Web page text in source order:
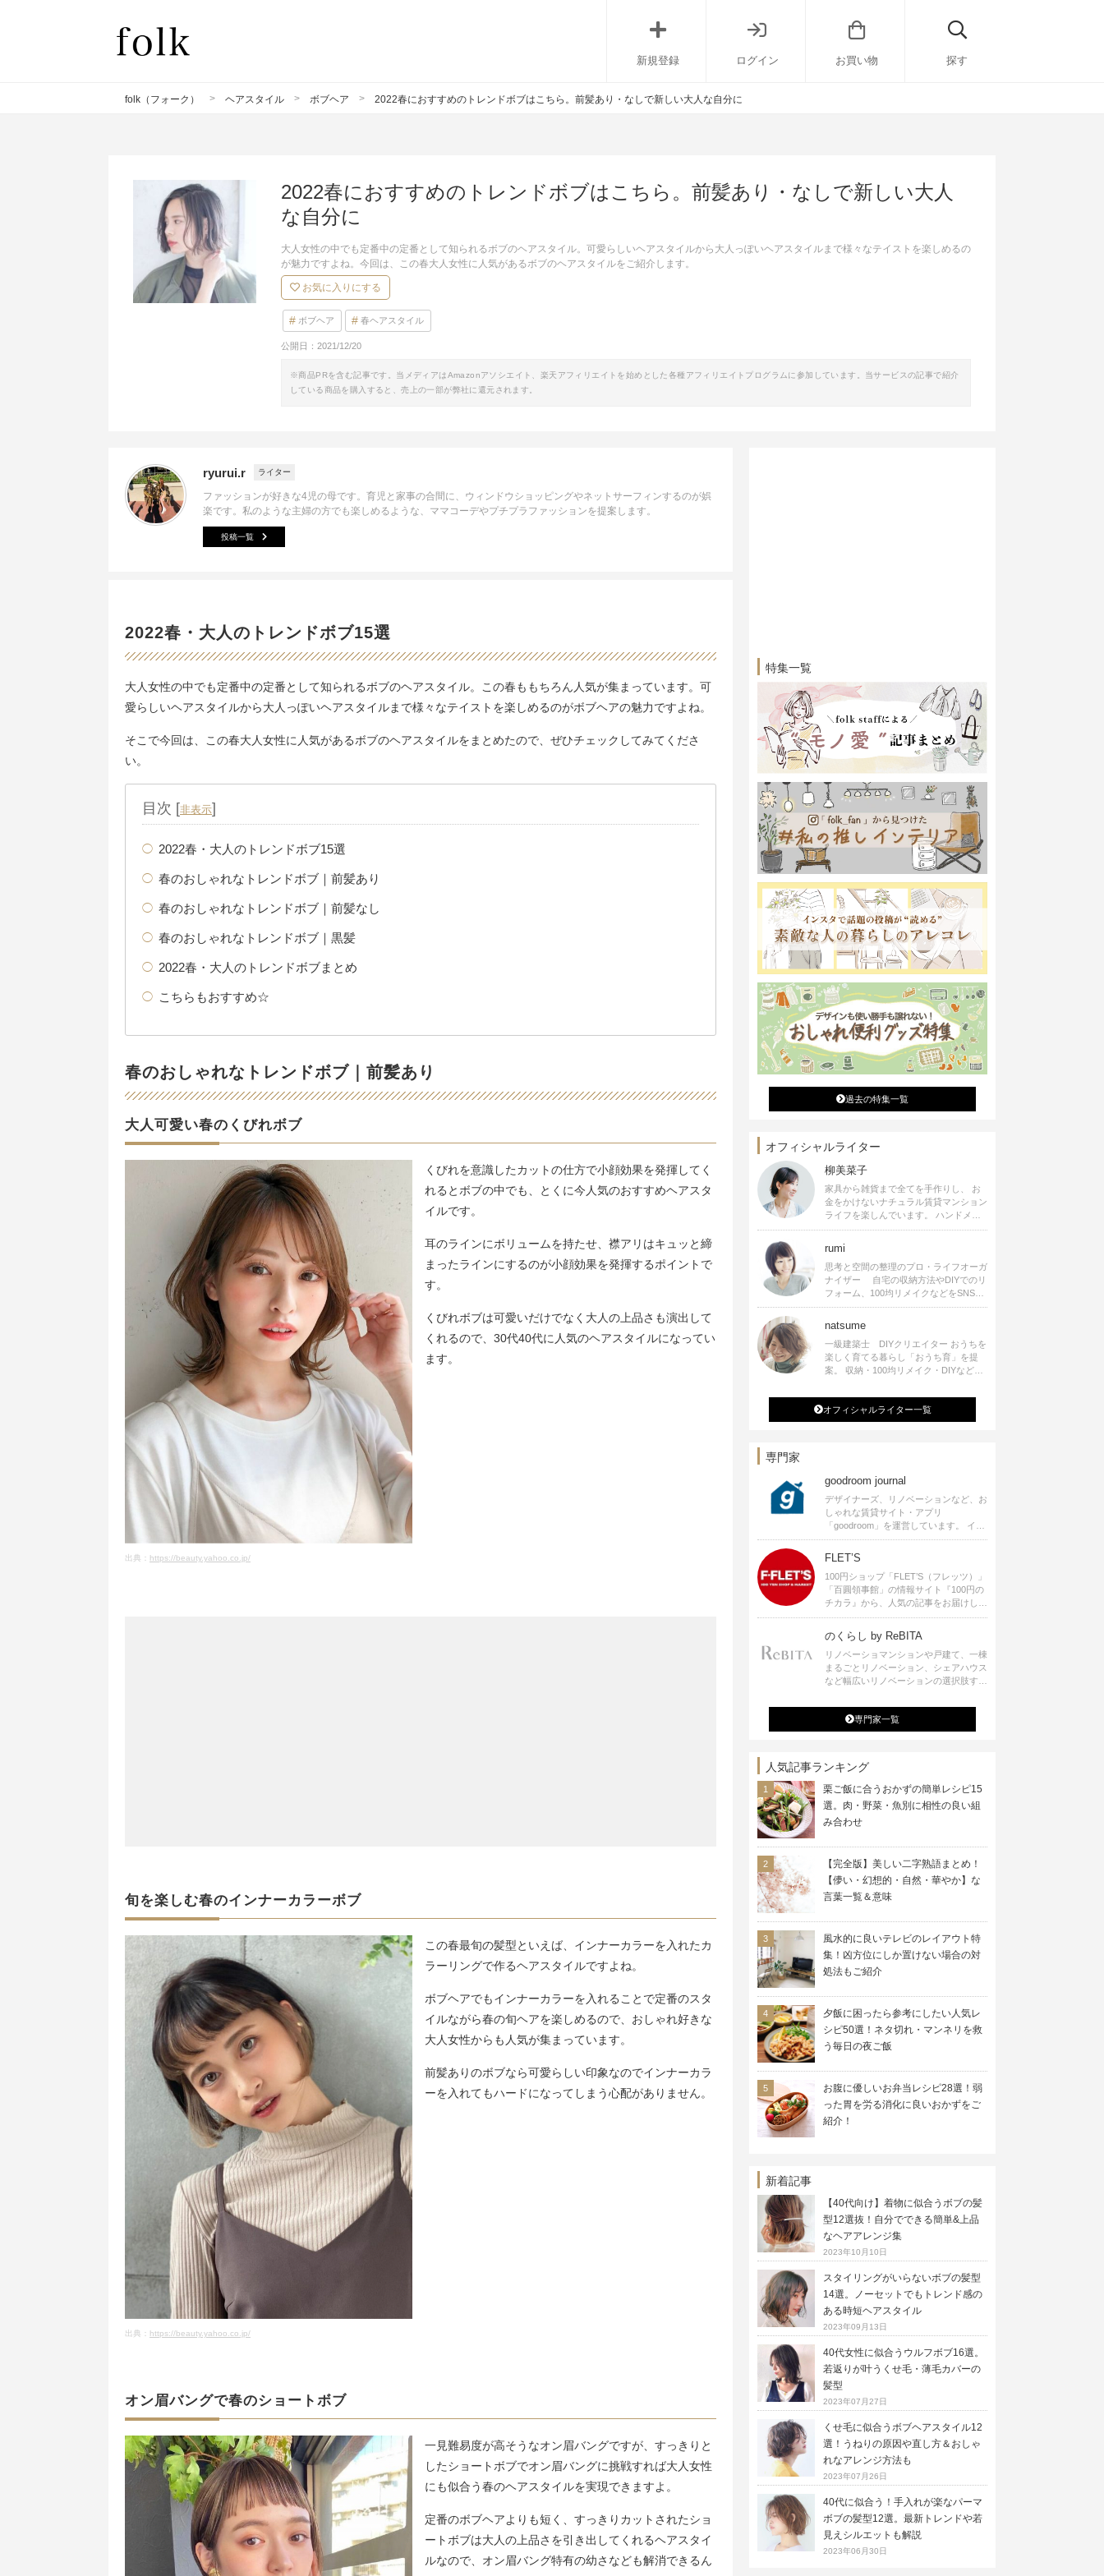
新規登録 ログイン お買い物 探す
folk（フォーク） ヘアスタイル ボブヘア 2022春におすすめのトレンドボブはこちら。前髪あり・なしで新しい大人な自分に
2022春におすすめのトレンドボブはこちら。前髪あり・なしで新しい大人
な自分に
大人女性の中でも定番中の定番として知られるボブのヘアスタイル。可愛らしいヘアスタイルから大人っぽいヘアスタイルまで様々なテイストを楽しめるの
が魅力ですよね。今回は、この春大人女性に人気があるボブのヘアスタイルをご紹介します。
お気に入りにする
ボブヘア 春ヘアスタイル
公開日： 2021/12/20
※商品PRを含む記事です。当メディアはAmazonアソシエイト、楽天アフィリエイトを始めとした各種アフィリエイトプログラムに参加しています。当サービスの記事で紹介
している商品を購入すると、売上の一部が弊社に還元されます。
ryurui.r ライター
ファッションが好きな4児の母です。育児と家事の合間に、ウィンドウショッピングやネットサーフィンするのが娯
楽です。私のような主婦の方でも楽しめるような、ママコーデやプチプラファッションを提案します。
投稿一覧
2022春・大人のトレンドボブ15選
大人女性の中でも定番中の定番として知られるボブのヘアスタイル。この春ももちろん人気が集まっています。可
愛らしいヘアスタイルから大人っぽいヘアスタイルまで様々なテイストを楽しめるのがボブヘアの魅力ですよね。
そこで今回は、この春大人女性に人気があるボブのヘアスタイルをまとめたので、ぜひチェックしてみてくださ
い。
目次 [非表示]
2022春・大人のトレンドボブ15選
春のおしゃれなトレンドボブ｜前髪あり
春のおしゃれなトレンドボブ｜前髪なし
春のおしゃれなトレンドボブ｜黒髪
2022春・大人のトレンドボブまとめ
こちらもおすすめ☆
春のおしゃれなトレンドボブ｜前髪あり
大人可愛い春のくびれボブ
出典： https://beauty.yahoo.co.jp/
くびれを意識したカットの仕方で小顔効果を発揮してく
れるとボブの中でも、とくに今人気のおすすめヘアスタ
イルです。
耳のラインにボリュームを持たせ、襟アリはキュッと締
まったラインにするのが小顔効果を発揮するポイントで
す。
くびれボブは可愛いだけでなく大人の上品さも演出して
くれるので、30代40代に人気のヘアスタイルになってい
ます。
旬を楽しむ春のインナーカラーボブ
出典： https://beauty.yahoo.co.jp/
この春最旬の髪型といえば、インナーカラーを入れたカ
ラーリングで作るヘアスタイルですよね。
ボブヘアでもインナーカラーを入れることで定番のスタ
イルながら春の旬ヘアを楽しめるので、おしゃれ好きな
大人女性からも人気が集まっています。
前髪ありのボブなら可愛らしい印象なのでインナーカラ
ーを入れてもハードになってしまう心配がありません。
オン眉バングで春のショートボブ
一見難易度が高そうなオン眉バングですが、すっきりと
したショートボブでオン眉バングに挑戦すれば大人女性
にも似合う春のヘアスタイルを実現できますよ。
定番のボブヘアよりも短く、すっきりカットされたショ
ートボブは大人の上品さを引き出してくれるヘアスタイ
ルなので、オン眉バング特有の幼さなども解消できるん
特集一覧
過去の特集一覧
オフィシャルライター
柳美菜子
家具から雑貨まで全てを手作りし、 お
金をかけないナチュラル賃貸マンション
ライフを楽しんでいます。 ハンドメイ
ド雑貨やインテリアに関する著書も出
ます。
rumi
思考と空間の整理のプロ・ライフオーガ
ナイザー 自宅の収納方法やDIYでのリ
フォーム、100均リメイクなどをSNSで
公開中。 収納やリメイク、インテリア
シピ提供、店舗プロデュース 2016年９
月に宝島社より【Rumiのおうち時間を
楽しむインテリア】を出版しました。
natsume
一級建築士 DIYクリエイター おうちを
楽しく育てる暮らし「おうち育」を提
案。 収納・100均リメイク・DIYなどお
発信中。 著書 なつめさんちの新しい
のになつかしいアンティークな部屋つく
り 雑誌掲載・TV出演・コラム執筆・
オフィシャルライター一覧
専門家
goodroom journal
デザイナーズ、リノベーションなど、お
しゃれな賃貸サイト・アプリ
「goodroom」を運営しています。 イン
テリアや、ひとり暮らし、ふたり暮らし
のアイディアなど、賃貸でも自分らしい
暮らしを楽しむためのヒントをお届けし
ます。
FLET’S
100円ショップ「FLET’S（フレッツ）」
「百圓領事館」の情報サイト『100円の
チカラ』から、人気の記事をお届けしま
す。
のくらし by ReBITA
リノベーショマンションや戸建て、一棟
まるごとリノベーション、シェアハウス
など幅広いリノベーションの選択肢すべ
ジ・シェアスペースなど、「住む」だけ
ではなく「働く」「遊ぶ」「学ぶ」「旅
する」といった領域でも、暮らしや生き
専門家一覧
人気記事ランキング
栗ご飯に合うおかずの簡単レシピ15
選。肉・野菜・魚別に相性の良い組
み合わせ
【完全版】美しい二字熟語まとめ！
【儚い・幻想的・自然・華やか】な
言葉一覧＆意味
風水的に良いテレビのレイアウト特
集！凶方位にしか置けない場合の対
処法もご紹介
夕飯に困ったら参考にしたい人気レ
シピ50選！ネタ切れ・マンネリを救
う毎日の夜ご飯
お腹に優しいお弁当レシピ28選！弱
った胃を労る消化に良いおかずをご
紹介！
新着記事
【40代向け】着物に似合うボブの髪
型12選抜！自分でできる簡単&上品
なヘアアレンジ集
2023年10月10日
スタイリングがいらないボブの髪型
14選。ノーセットでもトレンド感の
ある時短ヘアスタイル
2023年09月13日
40代女性に似合うウルフボブ16選。
若返りが叶うくせ毛・薄毛カバーの
髪型
2023年07月27日
くせ毛に似合うボブヘアスタイル12
選！うねりの原因や直し方＆おしゃ
れなアレンジ方法も
2023年07月26日
40代に似合う！手入れが楽なパーマ
ボブの髪型12選。最新トレンドや若
見えシルエットも解説
2023年06月30日